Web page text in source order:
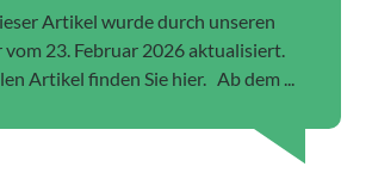
Artikel wurde durch unseren
23. Februar 2026 aktualisiert.
Artikel finden Sie hier. Ab dem ...